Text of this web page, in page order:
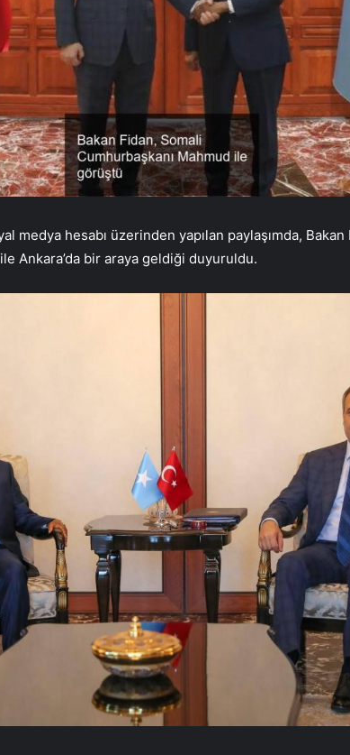
medya hesabı üzerinden yapılan paylaşımda, Bakan
Ankara’da bir araya geldiği duyuruldu.